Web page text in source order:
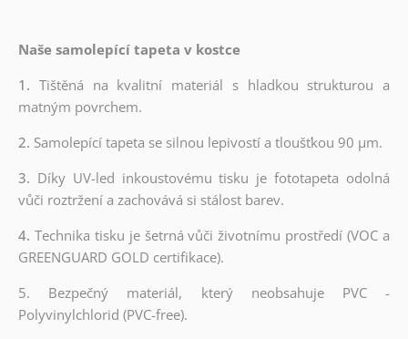
Naše samolepící tapeta v kostce
1. Tištěná na kvalitní materiál s hladkou strukturou a
matným povrchem.
2. Samolepící tapeta se silnou lepivostí a tloušťkou 90 µm.
3. Díky UV-led inkoustovému tisku je fototapeta odolná
vůči roztržení a zachovává si stálost barev.
4. Technika tisku je šetrná vůči životnímu prostředí (VOC a
GREENGUARD GOLD certifikace).
5. Bezpečný materiál, který neobsahuje PVC -
Polyvinylchlorid (PVC-free).